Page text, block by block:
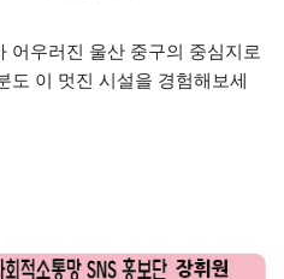
어우러진 울산 중구의 중심지로
도 이 멋진 시설을 경험해보세